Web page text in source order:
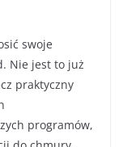
swoje
Nie jest to już
praktyczny
programów,